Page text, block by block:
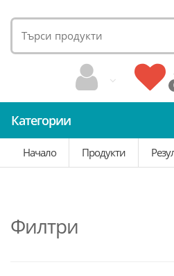
Категории
Начало
Продукти
Филтри